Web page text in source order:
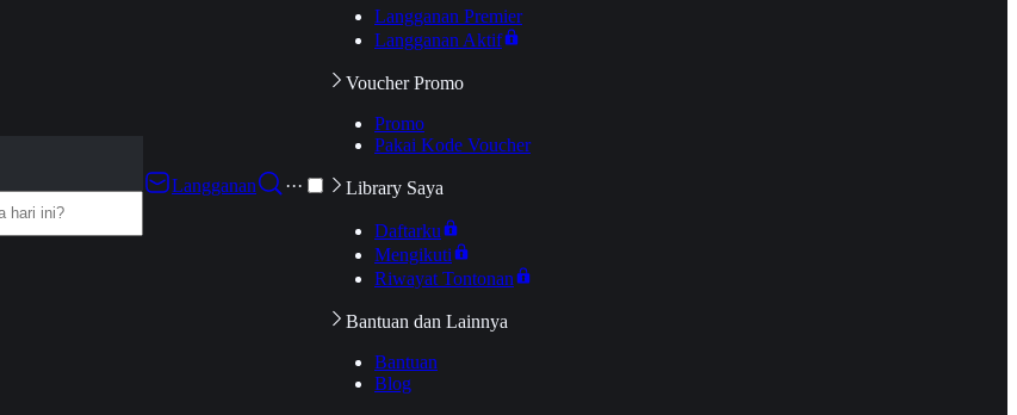
Langganan
···
Langganan Premier
Langganan Aktif
Voucher Promo
Promo
Pakai Kode Voucher
Library Saya
Daftarku
Mengikuti
Riwayat Tontonan
Bantuan dan Lainnya
Bantuan
Blog